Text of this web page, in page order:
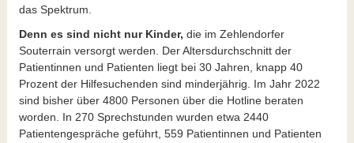
das Spektrum.
Denn es sind nicht nur Kinder, die im Zehlendorfer
Souterrain versorgt werden. Der Altersdurchschnitt der
Patientinnen und Patienten liegt bei 30 Jahren, knapp 40
Prozent der Hilfesuchenden sind minderjährig. Im Jahr 2022
sind bisher über 4800 Personen über die Hotline beraten
worden. In 270 Sprechstunden wurden etwa 2440
Patientengespräche geführt, 559 Patientinnen und Patienten